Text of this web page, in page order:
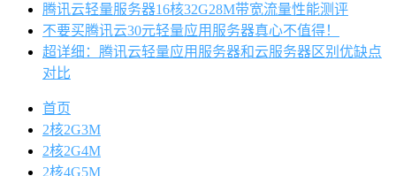
腾讯云轻量服务器16核32G28M带宽流量性能测评
不要买腾讯云30元轻量应用服务器真心不值得！
超详细：腾讯云轻量应用服务器和云服务器区别优缺点
对比
首页
2核2G3M
2核2G4M
2核4G5M